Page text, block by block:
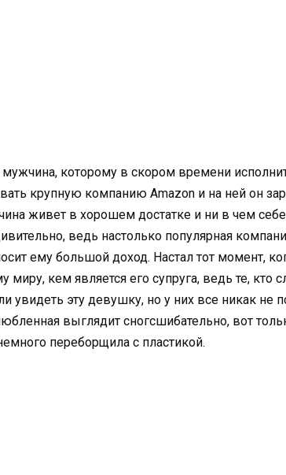
мужчина, которому в скором времени
крупную компанию Amazon и на ней он
живет в хорошем достатке и ни в чем
ведь настолько популярная
ему большой доход. Настал тот момент,
миру, кем является его супруга, ведь те,
увидеть эту девушку, но у них все никак не
выглядит сногсшибательно, вот
переборщила с пластикой.